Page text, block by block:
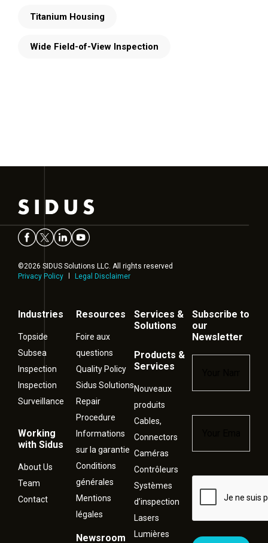
Titanium Housing
Wide Field-of-View Inspection
©2026 SIDUS Solutions LLC. All rights reserved
Privacy Policy
Legal Disclaimer
Industries
Topside
Subsea
Inspection
Inspection
Surveillance
Working
with Sidus
About Us
Team
Contact
Resources
Foire aux
questions
Quality Policy
Sidus Solutions
Repair
Procedure
Informations
sur la garantie
Conditions
générales
Mentions
légales
Newsroom
Services &
Solutions
Products &
Services
Nouveaux
produits
Cables,
Connectors
Caméras
Contrôleurs
Systèmes
d’inspection
Lasers
Lumières
Subscribe to
our
Newsletter